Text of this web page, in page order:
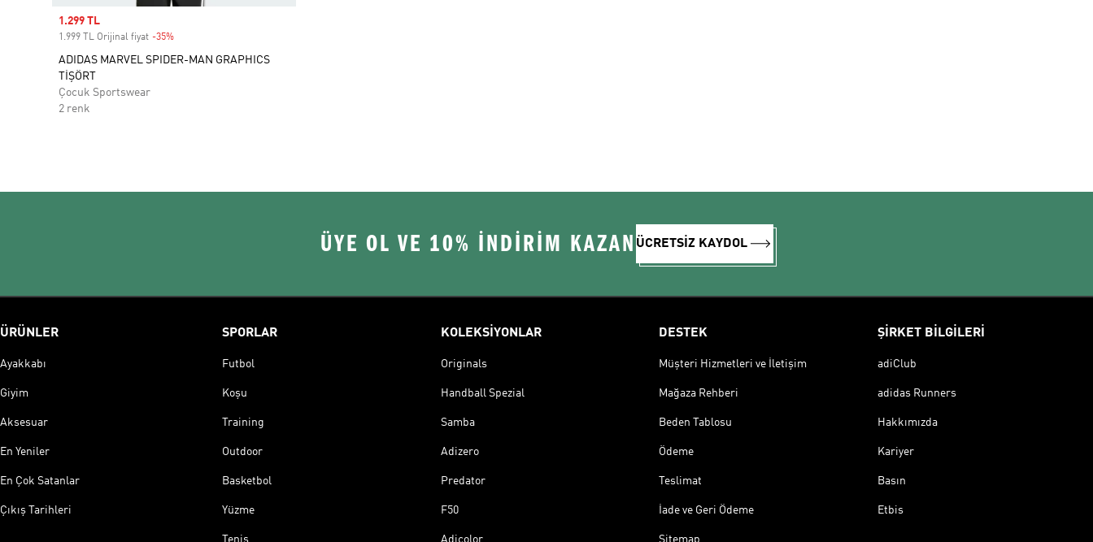
Sale price
1.299 TL
1.999 TL Orijinal fiyat -35%
ADIDAS MARVEL SPIDER-MAN GRAPHICS
TİŞÖRT
Çocuk Sportswear
2 renk
ÜYE OL VE 10% İNDİRİM KAZAN ÜCRETSİZ KAYDOL
ÜRÜNLER
Ayakkabı
Giyim
Aksesuar
En Yeniler
En Çok Satanlar
Çıkış Tarihleri
SPORLAR
Futbol
Koşu
Training
Outdoor
Basketbol
Yüzme
Tenis
KOLEKSİYONLAR
Originals
Handball Spezial
Samba
Adizero
Predator
F50
Adicolor
DESTEK
Müşteri Hizmetleri ve İletişim
Mağaza Rehberi
Beden Tablosu
Ödeme
Teslimat
İade ve Geri Ödeme
Sitemap
ŞİRKET BİLGİLERİ
adiClub
adidas Runners
Hakkımızda
Kariyer
Basın
Etbis